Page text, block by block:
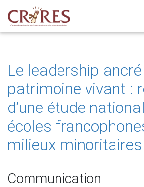
Le leadership
patrimoine vivant :
d’une étude
écoles
milieux minoritaires
Communication